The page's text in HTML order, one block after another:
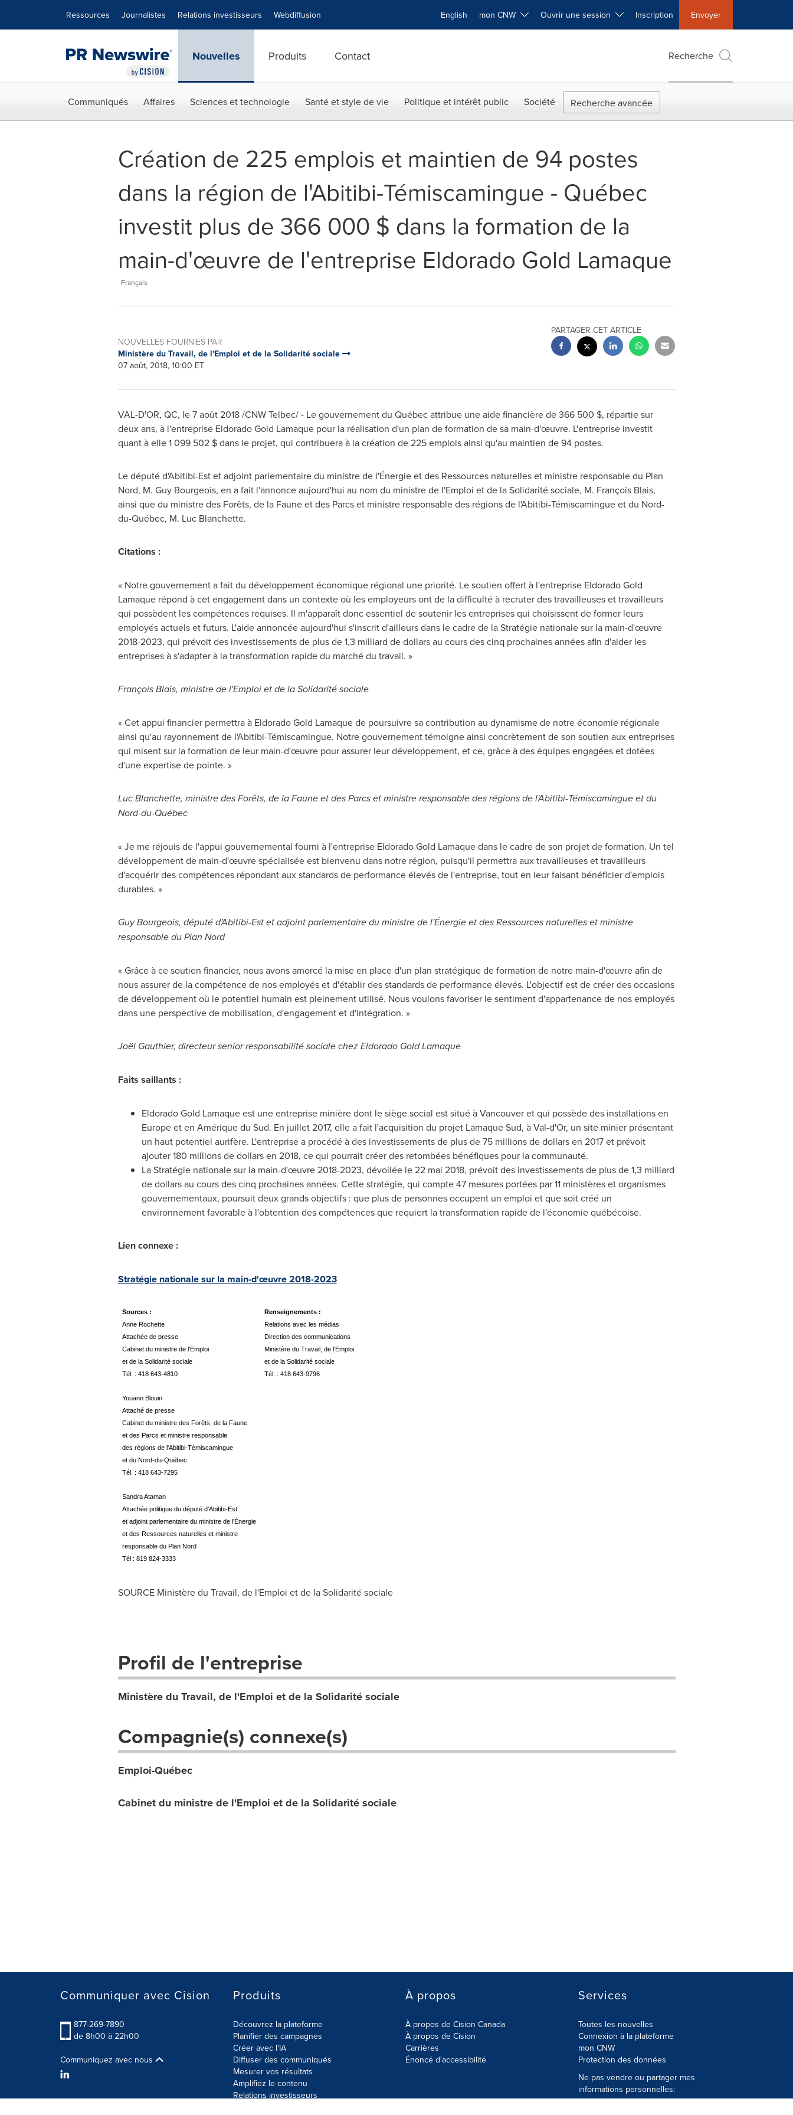
Ressources Journalistes Relations investisseurs Webdiffusion English mon CNW Ouvrir une session Inscription Envoyer
Nouvelles Produits Contact Recherche
Communiqués Affaires Sciences et technologie Santé et style de vie Politique et intérêt public Société Recherche avancée
Création de 225 emplois et maintien de 94 postes
dans la région de l'Abitibi-Témiscamingue - Québec
investit plus de 366 000 $ dans la formation de la
main-d'œuvre de l'entreprise Eldorado Gold Lamaque
Français
NOUVELLES FOURNIES PAR
Ministère du Travail, de l'Emploi et de la Solidarité sociale
07 août, 2018, 10:00 ET
PARTAGER CET ARTICLE
VAL-D'OR, QC, le 7 août 2018 /CNW Telbec/ - Le gouvernement du Québec attribue une aide financière de 366 500 $, répartie sur
deux ans, à l'entreprise Eldorado Gold Lamaque pour la réalisation d'un plan de formation de sa main-d'œuvre. L'entreprise investit
quant à elle 1 099 502 $ dans le projet, qui contribuera à la création de 225 emplois ainsi qu'au maintien de 94 postes.
Le député d'Abitibi-Est et adjoint parlementaire du ministre de l'Énergie et des Ressources naturelles et ministre responsable du Plan
Nord, M. Guy Bourgeois, en a fait l'annonce aujourd'hui au nom du ministre de l'Emploi et de la Solidarité sociale, M. François Blais,
ainsi que du ministre des Forêts, de la Faune et des Parcs et ministre responsable des régions de l'Abitibi-Témiscamingue et du Nord-
du-Québec, M. Luc Blanchette.
Citations :
« Notre gouvernement a fait du développement économique régional une priorité. Le soutien offert à l'entreprise Eldorado Gold
Lamaque répond à cet engagement dans un contexte où les employeurs ont de la difficulté à recruter des travailleuses et travailleurs
qui possèdent les compétences requises. Il m'apparaît donc essentiel de soutenir les entreprises qui choisissent de former leurs
employés actuels et futurs. L'aide annoncée aujourd'hui s'inscrit d'ailleurs dans le cadre de la Stratégie nationale sur la main-d'œuvre
2018-2023, qui prévoit des investissements de plus de 1,3 milliard de dollars au cours des cinq prochaines années afin d'aider les
entreprises à s'adapter à la transformation rapide du marché du travail. »
François Blais, ministre de l'Emploi et de la Solidarité sociale
« Cet appui financier permettra à Eldorado Gold Lamaque de poursuivre sa contribution au dynamisme de notre économie régionale
ainsi qu'au rayonnement de l'Abitibi-Témiscamingue. Notre gouvernement témoigne ainsi concrètement de son soutien aux entreprises
qui misent sur la formation de leur main-d'œuvre pour assurer leur développement, et ce, grâce à des équipes engagées et dotées
d'une expertise de pointe. »
Luc Blanchette, ministre des Forêts, de la Faune et des Parcs et ministre responsable des régions de l'Abitibi-Témiscamingue et du
Nord-du-Québec
« Je me réjouis de l'appui gouvernemental fourni à l'entreprise Eldorado Gold Lamaque dans le cadre de son projet de formation. Un tel
développement de main-d'œuvre spécialisée est bienvenu dans notre région, puisqu'il permettra aux travailleuses et travailleurs
d'acquérir des compétences répondant aux standards de performance élevés de l'entreprise, tout en leur faisant bénéficier d'emplois
durables. »
Guy Bourgeois, député d'Abitibi-Est et adjoint parlementaire du ministre de l'Énergie et des Ressources naturelles et ministre
responsable du Plan Nord
« Grâce à ce soutien financier, nous avons amorcé la mise en place d'un plan stratégique de formation de notre main-d'œuvre afin de
nous assurer de la compétence de nos employés et d'établir des standards de performance élevés. L'objectif est de créer des occasions
de développement où le potentiel humain est pleinement utilisé. Nous voulons favoriser le sentiment d'appartenance de nos employés
dans une perspective de mobilisation, d'engagement et d'intégration. »
Joël Gauthier, directeur senior responsabilité sociale chez Eldorado Gold Lamaque
Faits saillants :
Eldorado Gold Lamaque est une entreprise minière dont le siège social est situé àVancouveret qui possède des installations en
Europeet en Amérique du Sud. En juillet 2017, elle a fait l'acquisition du projet Lamaque Sud, àVal-d'Or, un site minier présentant
un haut potentiel aurifère. L'entreprise a procédé à des investissements de plus de 75 millions de dollars en 2017 etprévoit
ajouter 180 millions de dollars en 2018, ce qui pourrait créer des retombées bénéfiques pour la communauté.
La Stratégie nationale sur la main-d'œuvre 2018-2023, dévoilée le 22 mai 2018, prévoit des investissements de plus de 1,3 milliard
de dollars au cours des cinq prochaines années. Cette stratégie, qui compte 47 mesures portées par 11 ministères et organismes
gouvernementaux, poursuit deux grands objectifs : que plus de personnes occupent un emploi et que soit créé un
environnement favorable à l'obtention des compétences que requiert la transformation rapide de l'économie québécoise.
Lien connexe :
Stratégie nationale sur la main-d'œuvre 2018-2023
Sources :
Anne Rochette
Attachée de presse
Cabinet du ministre de l'Emploi
et de la Solidarité sociale
Tél. : 418 643-4810
Renseignements :
Relations avec les médias
Direction des communications
Ministère du Travail, de l'Emploi
et de la Solidarité sociale
Tél. : 418 643-9796
Youann Blouin
Attaché de presse
Cabinet du ministre des Forêts, de la Faune
et des Parcs et ministre responsable
des régions de l'Abitibi-Témiscamingue
et du Nord-du-Québec
Tél. : 418 643-7295
Sandra Ataman
Attachée politique du député d'Abitibi-Est
et adjoint parlementaire du ministre de l'Énergie
et des Ressources naturelles et ministre
responsable du Plan Nord
Tél : 819 824-3333
SOURCE Ministère du Travail, de l'Emploi et de la Solidarité sociale
Profil de l'entreprise
Ministère du Travail, de l'Emploi et de la Solidarité sociale
Compagnie(s) connexe(s)
Emploi-Québec
Cabinet du ministre de l'Emploi et de la Solidarité sociale
Communiquer avec Cision
877-269-7890
de 8h00 à 22h00
Communiquez avec nous
Produits
Découvrez la plateforme
Planifier des campagnes
Créer avec l'IA
Diffuser des communiqués
Mesurer vos résultats
Amplifiez le contenu
Relations investisseurs
À propos
À propos de Cision Canada
À propos de Cision
Carrières
Énoncé d'accessibilité
Services
Toutes les nouvelles
Connexion à la plateforme
mon CNW
Protection des données
Ne pas vendre ou partager mes
informations personnelles: